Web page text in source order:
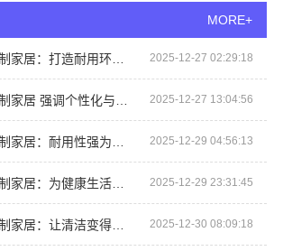
MORE+
华居不锈钢定制家居：打造耐用环保的时尚空间 2025-12-27 02:29:18
2025-12-27 13:04:56
2025-12-29 04:56:13
华居不锈钢定制家居：为健康生活保驾护航 2025-12-29 23:31:45
华居不锈钢定制家居：让清洁变得轻松简单 2025-12-30 08:09:18